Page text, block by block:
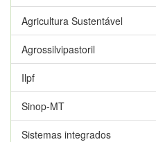
Agricultura Sustentável
Agrossilvipastoril
Ilpf
Sinop-MT
Sistemas integrados